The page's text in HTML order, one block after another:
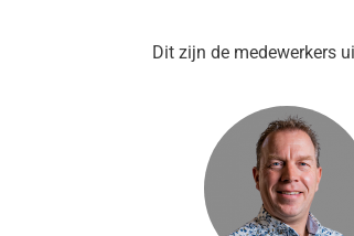
Dit zijn de medewerkers